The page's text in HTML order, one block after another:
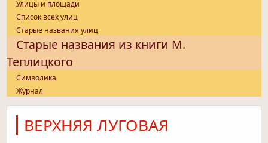
Улицы и площади
Список всех улиц
Старые названия улиц
Старые названия из книги М.
Теплицкого
Символика
Журнал
ВЕРХНЯЯ ЛУГОВАЯ